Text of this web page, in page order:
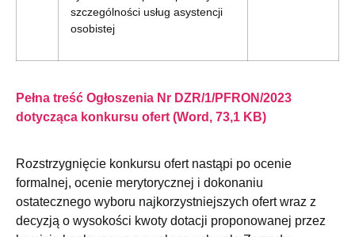
szczególności usług asystencji
osobistej
Pełna treść Ogłoszenia Nr DZR/1/PFRON/2023
dotycząca konkursu ofert (Word, 73,1 KB)
Rozstrzygnięcie konkursu ofert nastąpi po ocenie
formalnej, ocenie merytorycznej i dokonaniu
ostatecznego wyboru najkorzystniejszych ofert wraz z
decyzją o wysokości kwoty dotacji proponowanej przez